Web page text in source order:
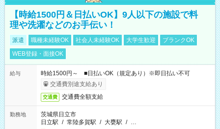
【時給1500円＆日払いOK】9人以下の施設で料
理や洗濯などのお手伝い！
派遣 職種未経験OK 社会人未経験OK 大学生歓迎
ブランクOK
WEB登録・面接OK
給与
時給1500円～ ■日払いOK（規定あり）※即日払い不可
交通費別途支給あり
交通費 交通費全額支給
勤務地
茨城県日立市
日立駅 / 常陸多賀駅 / 大甕駅 / …